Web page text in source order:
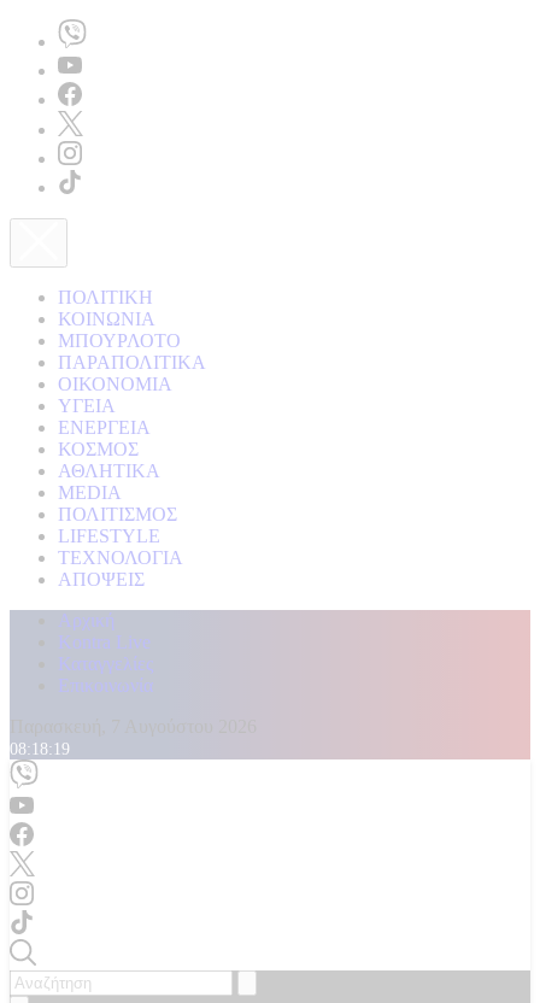
ΠΟΛΙΤΙΚΗ
ΚΟΙΝΩΝΙΑ
ΜΠΟΥΡΛΟΤΟ
ΠΑΡΑΠΟΛΙΤΙΚΑ
ΟΙΚΟΝΟΜΙΑ
ΥΓΕΙΑ
ΕΝΕΡΓΕΙΑ
ΚΟΣΜΟΣ
ΑΘΛΗΤΙΚΑ
MEDIA
ΠΟΛΙΤΙΣΜΟΣ
LIFESTYLE
ΤΕΧΝΟΛΟΓΙΑ
ΑΠΟΨΕΙΣ
Αρχική
Kontra Live
Καταγγελίες
Επικοινωνία
08:18:21